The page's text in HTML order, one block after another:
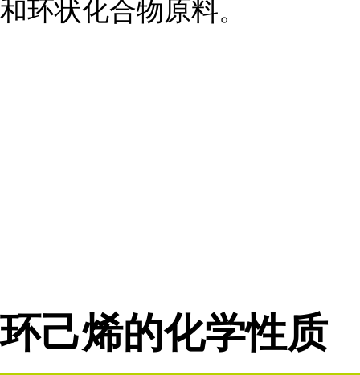
和环状化合物原料。
环己烯的化学性质